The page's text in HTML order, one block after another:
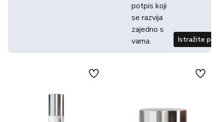
potpis koji
se razvija
zajedno s
vama.
Istražite